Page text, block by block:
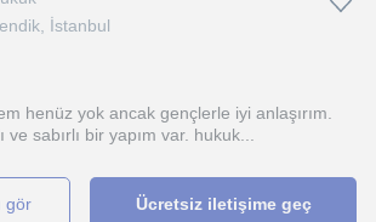
İstanbul
henüz yok ancak gençlerle iyi anlaşırım.
sabırlı bir yapım var. hukuk...
gör Ücretsiz iletişime geç